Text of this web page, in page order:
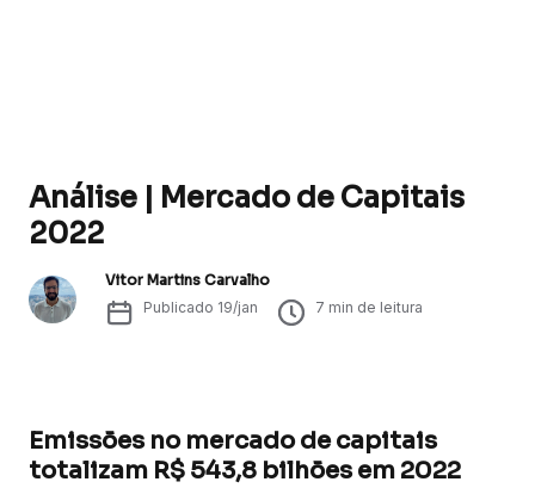
Análise | Mercado de Capitais
2022
Vitor Martins Carvalho
Publicado 19/jan 7 min de leitura
Emissões no mercado de capitais
totalizam R$ 543,8 bilhões em 2022